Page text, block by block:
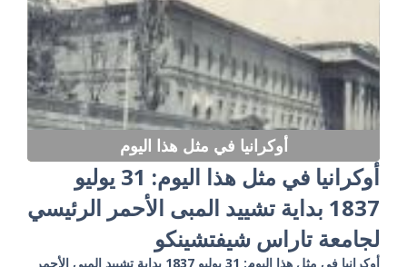
أوكرانيا في مثل هذا اليوم
أوكرانيا في مثل هذا اليوم: 31 يوليو
1837 بداية تشييد المبى الأحمر الرئيسي
لجامعة تاراس شيفتشينكو
أوكرانيا في مثل هذا اليوم: 31 يوليو 1837 بداية تشييد المبى الأحمر